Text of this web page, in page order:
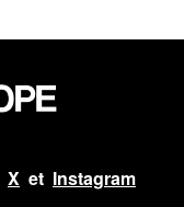
Xet Instagram